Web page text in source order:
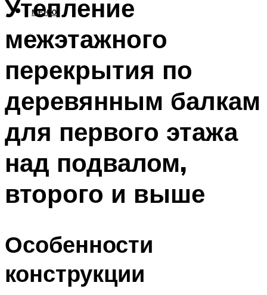
МЕНЮ
Утепление
межэтажного
перекрытия по
деревянным балкам
для первого этажа
над подвалом,
второго и выше
Особенности
конструкции